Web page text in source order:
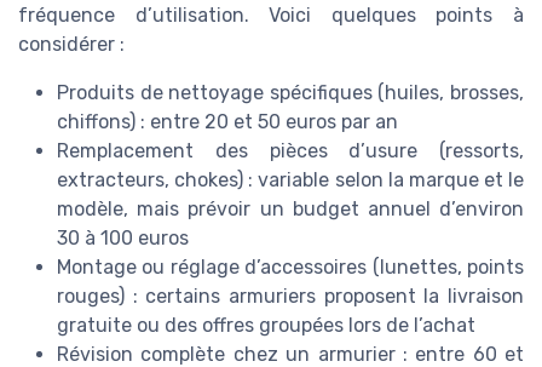
fréquence d’utilisation. Voici quelques points à
considérer :
Produits de nettoyage spécifiques (huiles, brosses,
chiffons) : entre 20 et 50 euros par an
Remplacement des pièces d’usure (ressorts,
extracteurs, chokes) : variable selon la marque et le
modèle, mais prévoir un budget annuel d’environ
30 à 100 euros
Montage ou réglage d’accessoires (lunettes, points
rouges) : certains armuriers proposent la livraison
gratuite ou des offres groupées lors de l’achat
Révision complète chez un armurier : entre 60 et